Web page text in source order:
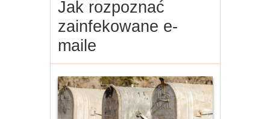
Jak rozpoznać
zainfekowane e-
maile